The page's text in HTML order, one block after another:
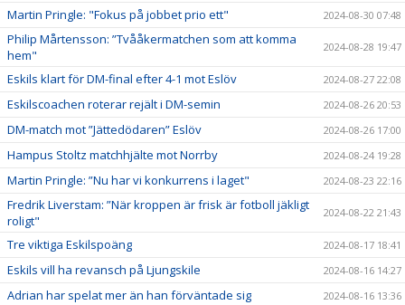
Martin Pringle: "Fokus på jobbet prio ett" 2024-08-30 07:48
Philip Mårtensson: ”Tvååkermatchen som att komma
hem"
2024-08-28 19:47
Eskils klart för DM-final efter 4-1 mot Eslöv 2024-08-27 22:08
Eskilscoachen roterar rejält i DM-semin 2024-08-26 20:53
DM-match mot ”Jättedödaren” Eslöv 2024-08-26 17:00
Hampus Stoltz matchhjälte mot Norrby 2024-08-24 19:28
Martin Pringle: ”Nu har vi konkurrens i laget" 2024-08-23 22:16
Fredrik Liverstam: ”När kroppen är frisk är fotboll jäkligt
roligt"
2024-08-22 21:43
Tre viktiga Eskilspoäng 2024-08-17 18:41
Eskils vill ha revansch på Ljungskile 2024-08-16 14:27
Adrian har spelat mer än han förväntade sig 2024-08-16 13:36